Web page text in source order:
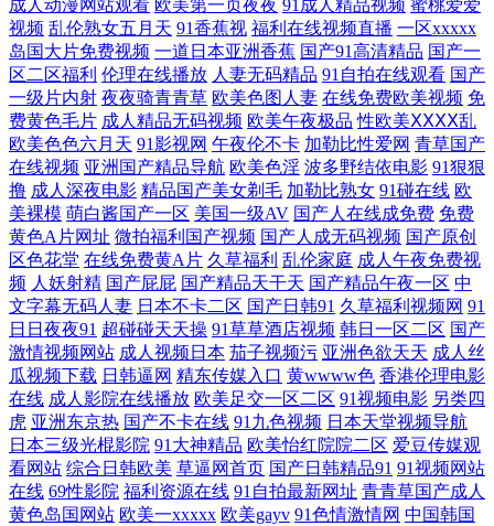
bt下载 欧美日本精品免费 自拍乱伦中 欧美激情在线观看 自慰综合网 国产
在线欧美日韩 神马影院在线观看 99久久免费看国产精品 麻豆91 超碰免费
在线观看 欧美在线免费看 在线老性爱乱 精品成人福利在线观看 乌克兰女
人大白 成人黄色三级 日本人妖一区视频 99精品国产免费久久久久久下载
日本成人一区二区三区 豆花社区 豆花视频91视频 亚洲一区在线播放蜜臀
午夜福利日本三级 国产精品日产 日本在线看推理网站 91香蕉下载ios 久草
视频国产片 亚洲国产另 国产大片黄 种子资源网 亚洲欧美精品suv 狼人伊
人色 精品永久在线 91在线公开视频 日本女w黄 国产黄页 午夜福利欧美影
院 国产刮毛在线观看 全能影院在线观看 91超碰丁香 精品欧美乱码 午夜
AV干干 超碰免费在线观看 欧美人00yy 亚洲中文在线精品国产 国产精品干
成人动漫网站观看 欧美第一页夜夜 91成人精品视频 蜜桃爱爱
视频 乱伦熟女五月天 91香蕉视 福利在线视频直播 一区xxxxx
岛国大片免费视频 一道日本亚洲香蕉 国产91高清精品 国产一
区二区福利 伦理在线播放 人妻无码精品 91自拍在线观看 国产
一级片内射 夜夜骑青青草 欧美色图人妻 在线免费欧美视频 免
费黄色毛片 成人精品无码视频 欧美午夜极品 性欧美ⅩⅩⅩⅩ乱
欧美色色六月天 91影视网 午夜伦不卡 加勒比性爱网 青草国产
在线视频 亚洲国产精品导航 欧美色淫 波多野结依电影 91狠狠
撸 成人深夜电影 精品国产美女剃毛 加勒比熟女 91碰在线 欧
美裸模 萌白酱国产一区 美国一级AV 国产人在线成免费 免费
黄色A片网址 微拍福利国产视频 国产人成无码视频 国产原创
区色花堂 在线免费黄A片 久草福利 乱伦家庭 成人午夜免费视
频 人妖射精 国产屁屁 国产精品天干天 国产精品午夜一区 中
文字幕无码人妻 日本不卡二区 国产日韩91 久草福利视频网 91
日日夜夜91 超碰碰天天操 91草草酒店视频 韩日一区二区 国产
激情视频网站 成人视频日本 茄子视频污 亚洲色欲天天 成人丝
瓜视频下载 日韩逼网 精东传媒入口 黄wwww色 香港伦理电影
在线 成人影院在线播放 欧美足交一区二区 91视频电影 另类四
虎 亚洲东京热 国产不卡在线 91九色视频 日本天堂视频导航
日本三级光棍影院 91大神精品 欧美怡红院院二区 爱豆传媒观
看网站 综合日韩欧美 草逼网首页 国产日韩精品91 91视频网站
在线 69性影院 福利资源在线 91自拍最新网址 青青草国产成人
黄色岛国网站 欧美一xxxxx 欧美gayv 91色情激情网 中国韩国